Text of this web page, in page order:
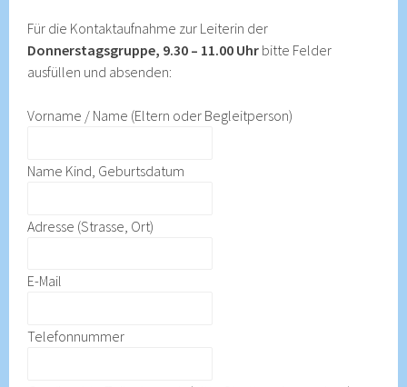
Für die Kontaktaufnahme zur Leiterin der
Donnerstagsgruppe, 9.30 – 11.00 Uhr bitte Felder
ausfüllen und absenden:
Vorname / Name (Eltern oder Begleitperson)
Name Kind, Geburtsdatum
Adresse (Strasse, Ort)
E-Mail
Telefonnummer